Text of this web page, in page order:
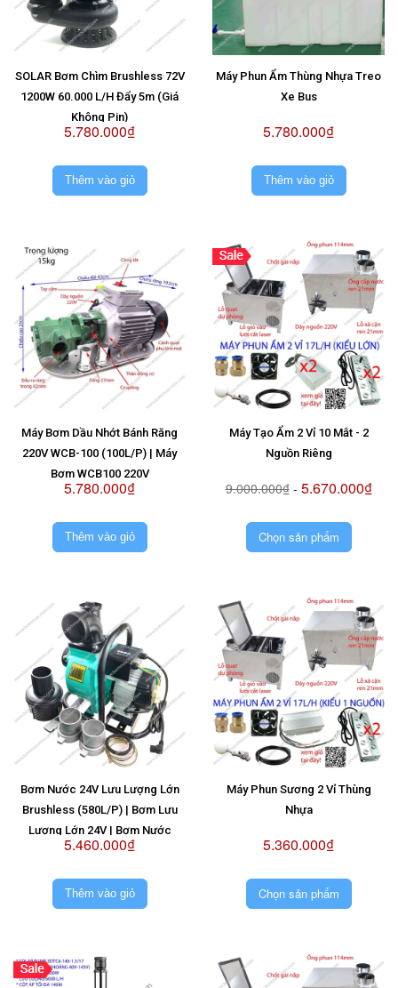
SOLAR Bơm Chìm Brushless 72V
1200W 60.000 L/H Đẩy 5m (Giá
Không Pin)
5.780.000₫
Thêm vào giỏ
Máy Phun Ẩm Thùng Nhựa Treo
Xe Bus
5.780.000₫
Thêm vào giỏ
Máy Bơm Dầu Nhớt Bánh Răng
220V WCB-100 (100L/P) | Máy
Bơm WCB100 220V
5.780.000₫
Thêm vào giỏ
Máy Tạo Ẩm 2 Vỉ 10 Mắt - 2
Nguồn Riêng
9.000.000₫- 5.670.000₫
Chọn sản phẩm
Bơm Nước 24V Lưu Lượng Lớn
Brushless (580L/P) | Bơm Lưu
Lượng Lớn 24V | Bơm Nước
Brushless 24V | Máy Bơm Không
5.460.000₫
Thêm vào giỏ
Máy Phun Sương 2 Vỉ Thùng
Nhựa
5.360.000₫
Chọn sản phẩm